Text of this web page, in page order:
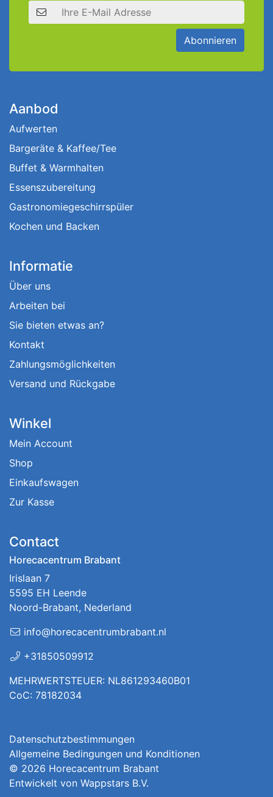
E-Mail Adresse
Abonnieren
Aanbod
Aufwerten
Bargeräte & Kaffee/Tee
Buffet & Warmhalten
Essenszubereitung
Gastronomiegeschirrspüler
Kochen und Backen
Informatie
Über uns
Arbeiten bei
Sie bieten etwas an?
Kontakt
Zahlungsmöglichkeiten
Versand und Rückgabe
Winkel
Mein Account
Shop
Einkaufswagen
Zur Kasse
Contact
Horecacentrum Brabant
Irislaan 7
5595 EH Leende
Noord-Brabant, Nederland
info@horecacentrumbrabant.nl
+31850509912
MEHRWERTSTEUER: NL861293460B01
CoC: 78182034
Datenschutzbestimmungen
Allgemeine Bedingungen und Konditionen
© 2026 Horecacentrum Brabant
Entwickelt von Wappstars B.V.